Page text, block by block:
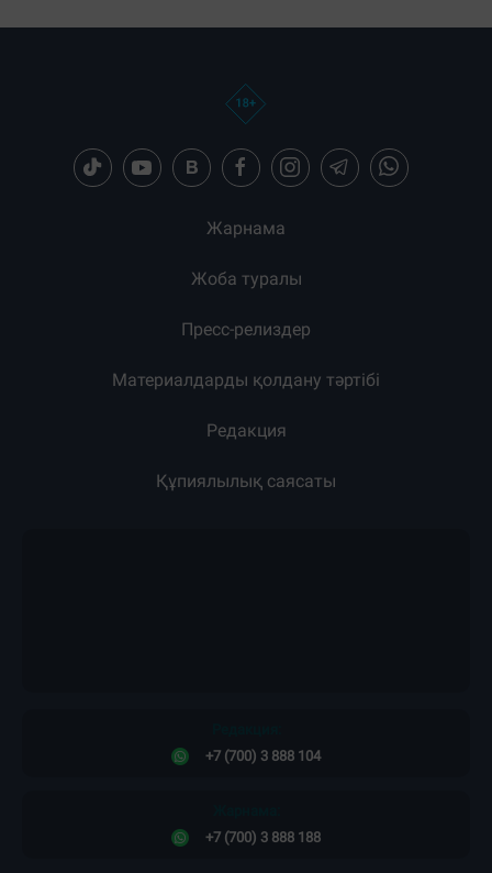
Жарнама
Жоба туралы
Пресс-релиздер
Материалдарды қолдану тәртібі
Редакция
Құпиялылық саясаты
+7 (700) 3 888 104
+7 (700) 3 888 188